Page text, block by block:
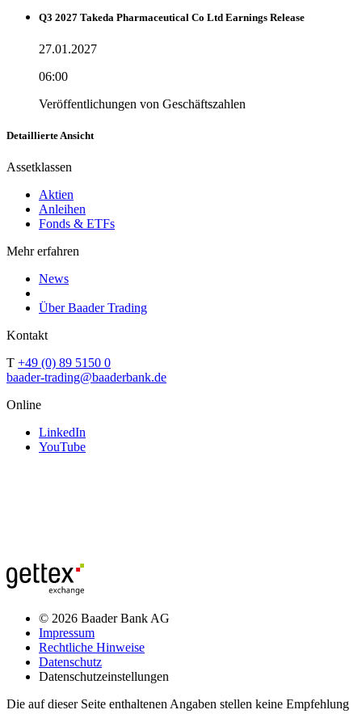
Q3 2027 Takeda Pharmaceutical Co Ltd Earnings Release
27.01.2027
06:00
Veröffentlichungen von Geschäftszahlen
Detaillierte Ansicht
Assetklassen
Aktien
Anleihen
Fonds & ETFs
Mehr erfahren
News
Über Baader Trading
Kontakt
T +49 (0) 89 5150 0
baader-trading@baaderbank.de
Online
LinkedIn
YouTube
© 2026 Baader Bank AG
Impressum
Rechtliche Hinweise
Datenschutz
Datenschutzeinstellungen
Die auf dieser Seite enthaltenen Angaben stellen keine Empfehlung